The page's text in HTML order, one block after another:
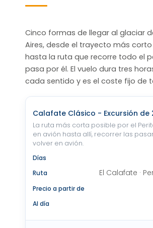
Cinco formas de llegar al glaciar
Aires, desde el trayecto más
hasta la ruta que recorre todo el
pasa por él. El vuelo dura tres
cada sentido y es el coste fijo de
Calafate Clásico - Excursión de
La ruta más corta posible por el
en avión hasta allí, recorrer las
volver en avión.
Días
Ruta El Calafate ·
Precio a partir de
Al día